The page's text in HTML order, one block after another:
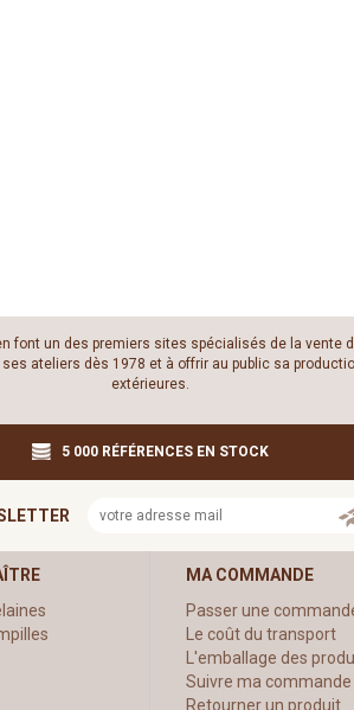
font un des premiers sites spécialisés de la vente
ateliers dès 1978 et à offrir au public sa
extérieures.
5 000 RÉFÉRENCES EN STOCK
MA COMMANDE
Passer une
Le coût du transport
L'emballage des
Suivre ma commande
Retourner un produit